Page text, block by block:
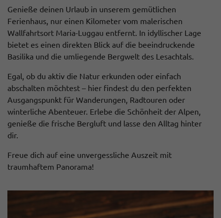
Genieße deinen Urlaub in unserem gemütlichen
Ferienhaus, nur einen Kilometer vom malerischen
Wallfahrtsort Maria-Luggau entfernt. In idyllischer Lage
bietet es einen direkten Blick auf die beeindruckende
Basilika und die umliegende Bergwelt des Lesachtals.
Egal, ob du aktiv die Natur erkunden oder einfach
abschalten möchtest – hier findest du den perfekten
Ausgangspunkt für Wanderungen, Radtouren oder
winterliche Abenteuer. Erlebe die Schönheit der Alpen,
genieße die frische Bergluft und lasse den Alltag hinter
dir.
Freue dich auf eine unvergessliche Auszeit mit
traumhaftem Panorama!